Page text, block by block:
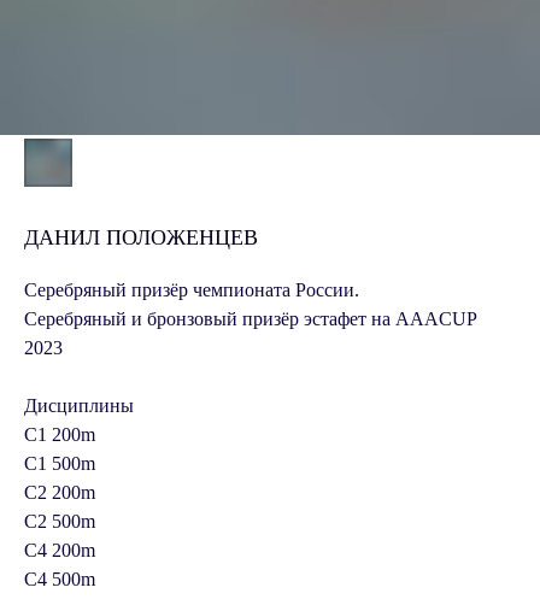
ДАНИЛ ПОЛОЖЕНЦЕВ
Серебряный призёр чемпионата России.
Серебряный и бронзовый призёр эстафет на AAACUP
2023
Дисциплины
C1 200m
С1 500m
C2 200m
C2 500m
C4 200m
C4 500m